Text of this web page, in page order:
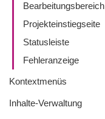
Bearbeitungsbereich
Projekteinstiegseite
Statusleiste
Fehleranzeige
Kontextmenüs
Inhalte-Verwaltung